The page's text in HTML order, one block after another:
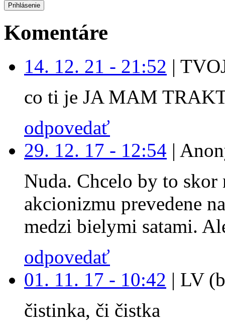
Komentáre
14. 12. 21 - 21:52 |
co ti je JA MAM
odpovedať
29. 12. 17 - 12:54 |
Nuda. Chcelo by to
akcionizmu prevedene
medzi bielymi satami.
odpovedať
01. 11. 17 - 10:42 | LV
čistinka, či čistka